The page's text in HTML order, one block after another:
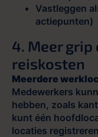
Vastleggen
actiepunten)
4. Meer
reiskosten
Meerdere
Medewerkers
hebben, zoals
kunt één
locaties